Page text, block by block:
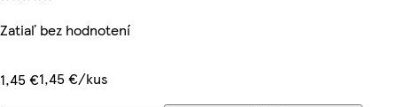
Zatiaľ bez hodnotení
1,45 €1,45 €/kus